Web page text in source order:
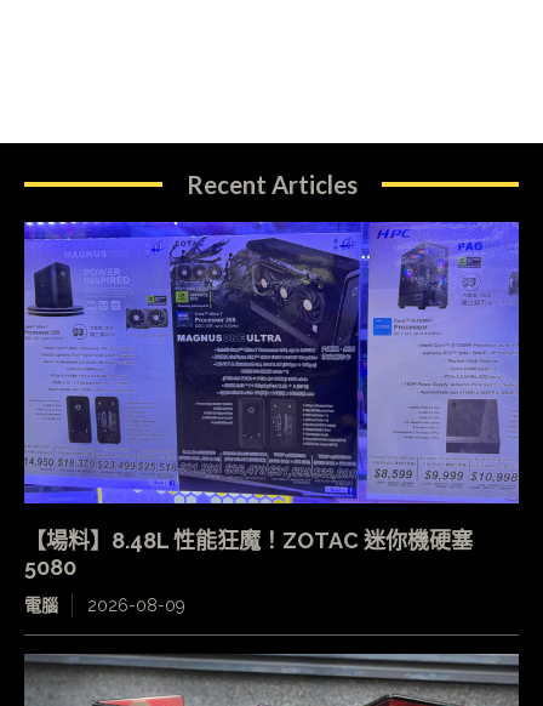
Recent Articles
【場料】8.48L 性能狂魔！ZOTAC 迷你機硬塞
5080
電腦 2026-08-09